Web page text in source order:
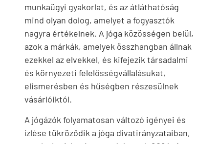
munkaügyi gyakorlat, és az átláthatóság
mind olyan dolog, amelyet a fogyasztók
nagyra értékelnek. A jóga közösségen belül,
azok a márkák, amelyek összhangban állnak
ezekkel az elvekkel, és kifejezik társadalmi
és környezeti felelősségvállalásukat,
elismerésben és hűségben részesülnek
vásárlóiktól.
A jógázók folyamatosan változó igényei és
ízlése tükröződik a jóga divatirányzataiban,